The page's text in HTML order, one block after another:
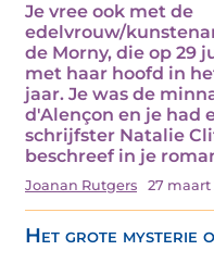
Je vree ook met de
edelvrouw/
de Morny, die op 29
met haar hoofd in
jaar. Je was de
d'Alençon en je had
schrijfster Natalie
beschreef in je
Joanan Rutgers 27 maart
Het grote mysterie